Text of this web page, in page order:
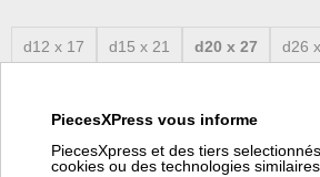
d12 x 17 d15 x 21 d20 x 27 d26
Poids:0.116 kg
Code article Pièces Express:
337715
PiecesXPress vous informe
PiecesXpress et des tiers
cookies ou des technologies